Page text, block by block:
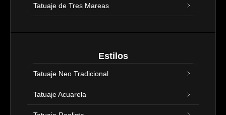
Tatuaje de Tres Mareas
Estilos
Tatuaje Neo Tradicional
Tatuaje Acuarela